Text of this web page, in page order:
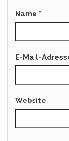
Name *
E-Mail-
Website